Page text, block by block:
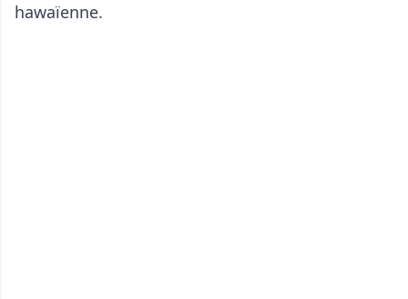
hawaïenne.